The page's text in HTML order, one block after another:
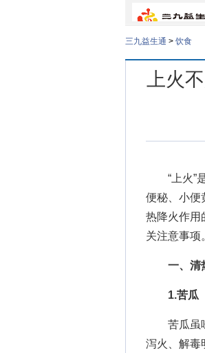
三九益生通 > 饮食
上火
“上火”
便秘、小便
热降火作用
关注意事项
一、清
1.苦瓜
苦瓜虽味
泻火、解毒